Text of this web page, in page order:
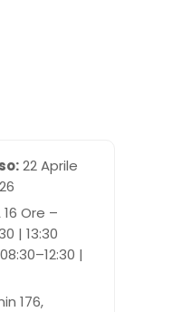
22 Aprile
Ore –
| 13:30
|
176,